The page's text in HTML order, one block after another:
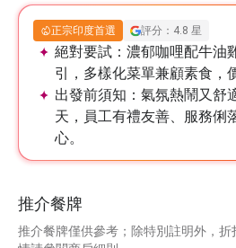
正宗印度首選 評分：4.8 星
絕對要試： 濃郁咖哩配牛油
引，多樣化菜單兼顧素食，
出發前須知： 氣氛熱鬧又舒
天，員工有禮友善、服務俐
心。
推介餐牌
推介餐牌僅供參考；除特別註明外，